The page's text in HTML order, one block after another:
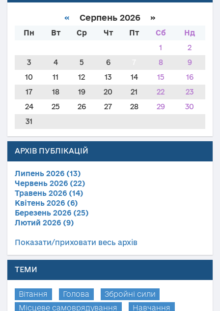
« Серпень 2026 »
Пн Вт Ср Чт Пт Сб
Нд
1
2
3
4 5 6 8
9
10
11 12 13 14 15
16
17
18 19 20 21 22
23
24
25 26 27 28 29
30
31
АРХІВ ПУБЛІКАЦІЙ
Липень 2026 (13)
Червень 2026 (22)
Травень 2026 (14)
Квітень 2026 (6)
Березень 2026 (25)
Лютий 2026 (9)
Показати/приховати весь архів
ТЕМИ
Вітання Голова
Збройні сили
Місцеве самоврядування
Навчання